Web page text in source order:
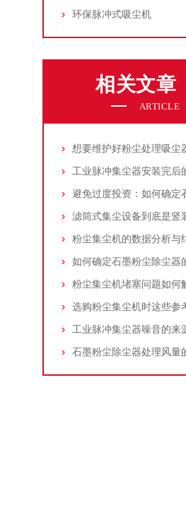
环保脉冲式吸尘机
相关文章
ARTICLE
粉尘集尘机的数据分析与
粉尘集尘机堵塞问题如何